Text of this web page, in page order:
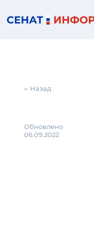
← Назад
Обновлено
06.09.2022